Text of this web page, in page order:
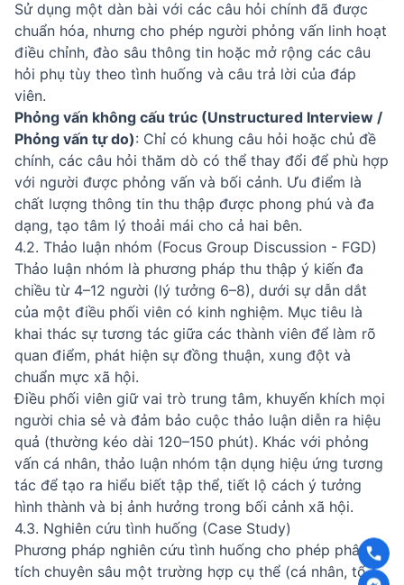
Sử dụng một dàn bài với các câu hỏi chính đã được
chuẩn hóa, nhưng cho phép người phỏng vấn linh hoạt
điều chỉnh, đào sâu thông tin hoặc mở rộng các câu
hỏi phụ tùy theo tình huống và câu trả lời của đáp
viên.
Phỏng vấn không cấu trúc (Unstructured Interview /
Phỏng vấn tự do): Chỉ có khung câu hỏi hoặc chủ đề
chính, các câu hỏi thăm dò có thể thay đổi để phù hợp
với người được phỏng vấn và bối cảnh. Ưu điểm là
chất lượng thông tin thu thập được phong phú và đa
dạng, tạo tâm lý thoải mái cho cả hai bên.
4.2. Thảo luận nhóm (Focus Group Discussion - FGD)
Thảo luận nhóm là phương pháp thu thập ý kiến đa
chiều từ 4–12 người (lý tưởng 6–8), dưới sự dẫn dắt
của một điều phối viên có kinh nghiệm. Mục tiêu là
khai thác sự tương tác giữa các thành viên để làm rõ
quan điểm, phát hiện sự đồng thuận, xung đột và
chuẩn mực xã hội.
Điều phối viên giữ vai trò trung tâm, khuyến khích mọi
người chia sẻ và đảm bảo cuộc thảo luận diễn ra hiệu
quả (thường kéo dài 120–150 phút). Khác với phỏng
vấn cá nhân, thảo luận nhóm tận dụng hiệu ứng tương
tác để tạo ra hiểu biết tập thể, tiết lộ cách ý tưởng
hình thành và bị ảnh hưởng trong bối cảnh xã hội.
4.3. Nghiên cứu tình huống (Case Study)
Phương pháp nghiên cứu tình huống cho phép phân
tích chuyên sâu một trường hợp cụ thể (cá nhân, tổ